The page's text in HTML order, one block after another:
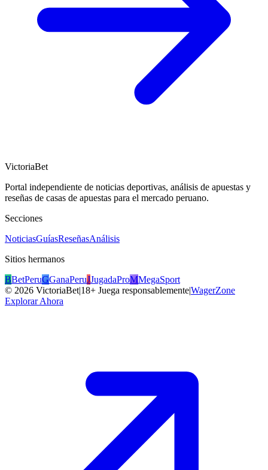
VictoriaBet
Portal independiente de noticias deportivas, análisis de apuestas y
reseñas de casas de apuestas para el mercado peruano.
Secciones
NoticiasGuíasReseñasAnálisis
Sitios hermanos
BBetPeruGGanaPeruJJugadaProMMegaSport
© 2026 VictoriaBet|18+ Juega responsablemente|WagerZone
Explorar Ahora